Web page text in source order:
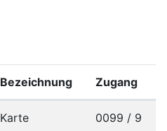
Bezeichnung Zugang
Karte 0099 / 9